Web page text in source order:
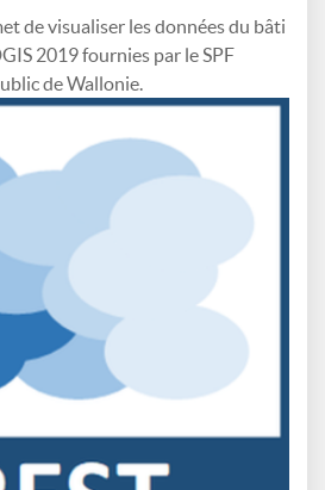
de visualiser les données du bâti
2019 fournies par le SPF
de Wallonie.